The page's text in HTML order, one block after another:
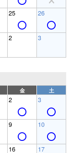
25 26
2 3
金 土
2 3
9 10
16 17